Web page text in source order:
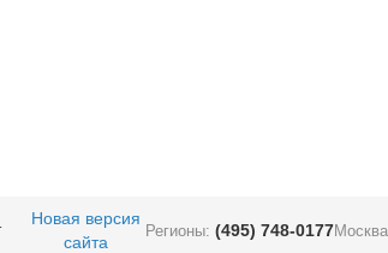
Новая версия
сайта
Регионы: (495) 748-0177